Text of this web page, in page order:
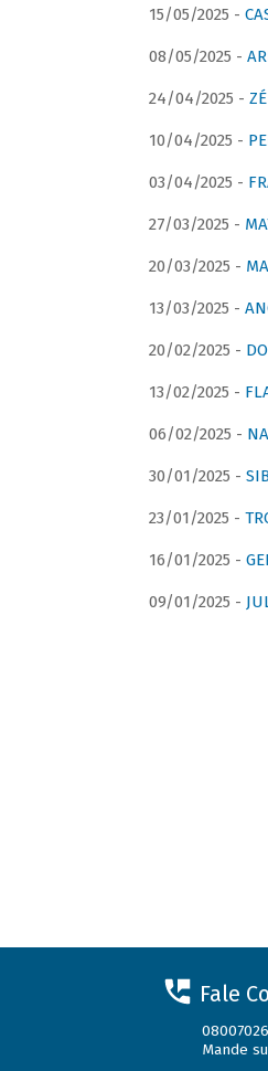
15/05/2025 -
08/05/2025 -
24/04/2025 -
10/04/2025 -
03/04/2025 -
27/03/2025 -
20/03/2025 -
13/03/2025 -
20/02/2025 -
13/02/2025 -
06/02/2025 -
30/01/2025 -
23/01/2025 -
16/01/2025 -
09/01/2025 -
Fale
Mande